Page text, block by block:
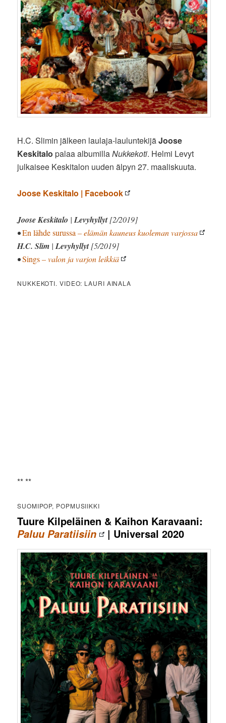
H.C. Slimin jälkeen laulaja-lauluntekijäJoose
Keskitalo palaa albumillaNukkekoti. Helmi Levyt
julkaisee Keskitalon uuden älpyn 27. maaliskuuta.
Joose Keskitalo | Facebook
Joose Keskitalo |Levyhyllyt[2/2019]
•En lähde surussa– elämän kauneus kuoleman varjossa
H.C. Slim |Levyhyllyt[5/2019]
•Sings– valon ja varjon leikkiä
NUKKEKOTI. VIDEO: LAURI AINALA
** **
SUOMIPOP, POPMUSIIKKI
Tuure Kilpeläinen & Kaihon Karavaani:
Paluu Paratiisiin | Universal 2020